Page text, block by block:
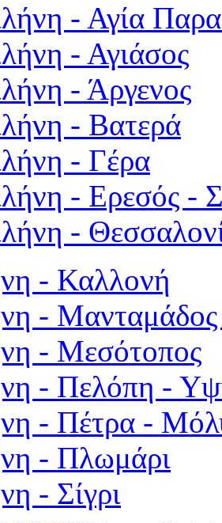
- Αγία
- Αγιάσος
- Άργενος
- Βατερά
- Γέρα
- Ερεσός -
-
- Καλλονή
- Μανταμάδος
- Μεσότοπος
- Πελόπη -
- Πέτρα -
- Πλωμάρι
- Σίγρι